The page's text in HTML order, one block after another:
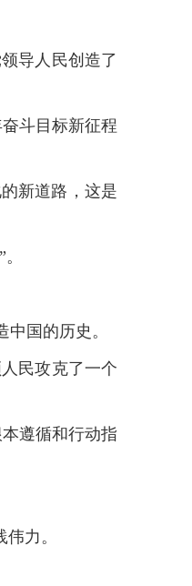
导人民创造了
斗目标新征程
新道路，这是
国的历史。
民攻克了一个
遵循和行动指
力。